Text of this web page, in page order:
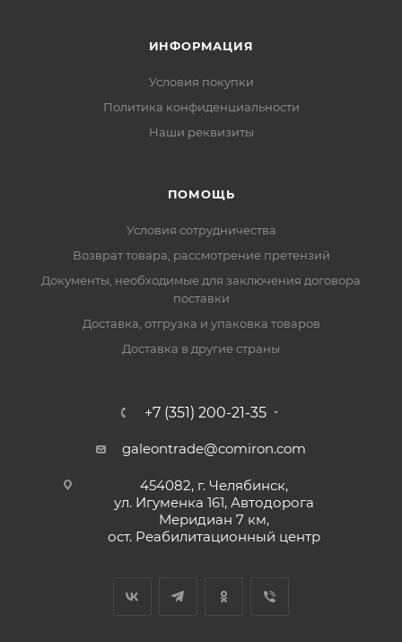
ИНФОРМАЦИЯ
Условия покупки
Политика конфиденциальности
Наши реквизиты
ПОМОЩЬ
Условия сотрудничества
Возврат товара, рассмотрение претензий
Документы, необходимые для заключения договора
поставки
Доставка, отгрузка и упаковка товаров
Доставка в другие страны
+7 (351) 200-21-35
galeontrade@comiron.com
454082, г. Челябинск,
ул. Игуменка 161, Автодорога
Меридиан 7 км,
ост. Реабилитационный центр